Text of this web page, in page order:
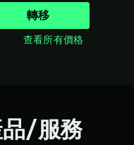
轉移
查看所有價格
/服務